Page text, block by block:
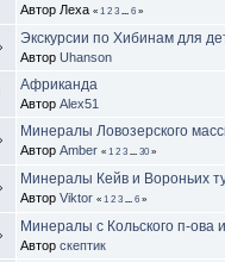
Автор Леха«1 2 3 ...6 »
Экскурсии по Хибинам для
АвторUhanson
Африканда
АвторAlex51
Минералы Ловозерского
АвторAmber «1 2 3 ...30 »
Минералы Кейв и Вороньих
АвторViktor «1 2 3 ...6 »
Минералы с Кольского п-ова
Авторскептик